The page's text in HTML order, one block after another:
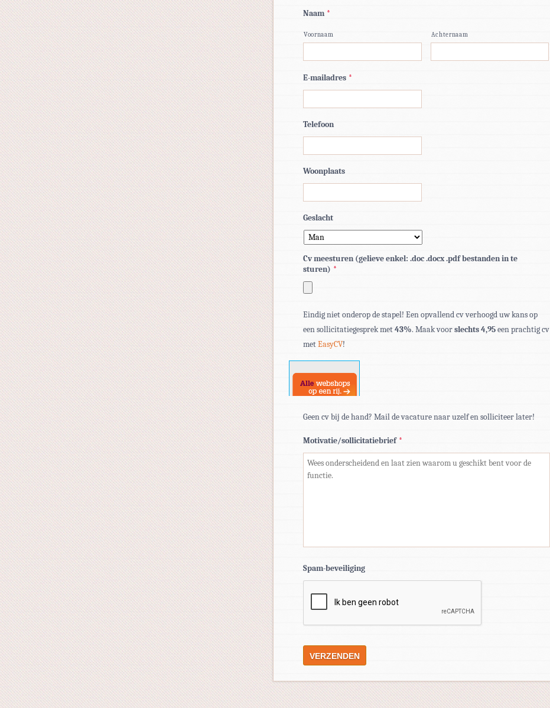
Naam *
Voornaam Achternaam
E-mailadres *
Telefoon
Woonplaats
Geslacht
Cv meesturen (gelieve enkel: .doc .docx .pdf bestanden in te
sturen) *
pdf,
doc,
Eindig niet onderop de stapel! Een opvallend cv verhoogd uw kans op
een sollicitatiegesprek met43%. Maak voorslechts 4,95een prachtig cv
metEasyCV!
Geen cv bij de hand? Mail de vacature naar uzelf en solliciteer later!
Motivatie/sollicitatiebrief *
Spam-beveiliging